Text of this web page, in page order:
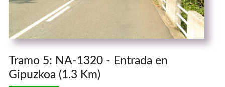
Tramo 5: NA-1320 - Entrada en
Gipuzkoa (1.3 Km)